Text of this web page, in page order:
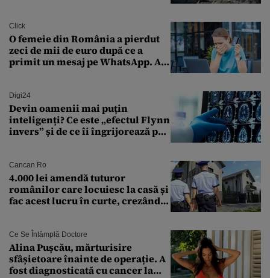
Click
O femeie din România a pierdut
zeci de mii de euro după ce a
primit un mesaj pe WhatsApp. A
Digi24
Devin oamenii mai puțin
inteligenți? Ce este „efectul Flynn
invers” și de ce îi îngrijorează pe
Cancan.ro
4.000 lei amendă tuturor
românilor care locuiesc la casă și
fac acest lucru în curte, crezând
Ce Se Întâmplă Doctore
Alina Pușcău, mărturisire
sfâșietoare înainte de operație. A
fost diagnosticată cu cancer la